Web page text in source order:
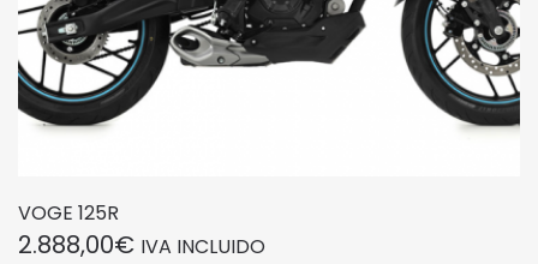
VOGE 125R
2.888,00€ IVA INCLUIDO